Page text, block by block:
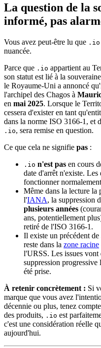
La question de la
informé, pas
Vous avez peut-être lu que .io
nuancée.
Parce que .io appartient au
son statut est lié à la
le Royaume-Uni a annoncé
l'archipel des Chagos à
en mai 2025. Lorsque le
cessera d'exister en tant
dans la norme ISO 3166-1, et
.io, sera remise en question.
Ce que cela ne signifie pas :
.io n'est pas en cours
date d'arrêt n'existe. Les
fonctionner
Même dans la lecture la
l'IANA, la suppression
plusieurs années
ans, potentiellement
retiré de l'ISO 3166-1.
Il existe un précédent de
reste dans la zone racine
l'URSS. Les issues
suppression
été prise.
À retenir concrètement : Si
marque que vous avez
décennie ou plus, tenez
des produits, .io est
c'est une considération réelle
aujourd'hui.